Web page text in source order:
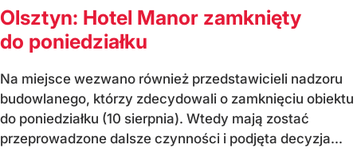
Olsztyn: Hotel Manor zamknięty
do poniedziałku
Na miejsce wezwano również przedstawicieli nadzoru
budowlanego, którzy zdecydowali o zamknięciu obiektu
do poniedziałku (10 sierpnia). Wtedy mają zostać
przeprowadzone dalsze czynności i podjęta decyzja...